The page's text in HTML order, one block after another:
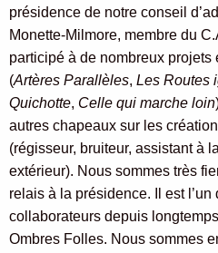
présidence de notre conseil
Monette-Milmore, membre du
participé à de nombreux projets
(Artères Parallèles, Les Routes
Quichotte, Celle qui marche loin
autres chapeaux sur les
(régisseur, bruiteur, assistant à
extérieur). Nous sommes très
relais à la présidence. Il est
collaborateurs depuis
Ombres Folles. Nous sommes